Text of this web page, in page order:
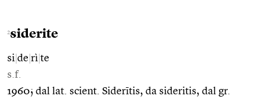
2siderite
si de rì te
s.f.
1960; dal lat. scient. Siderītis, da sideritis, dal gr.